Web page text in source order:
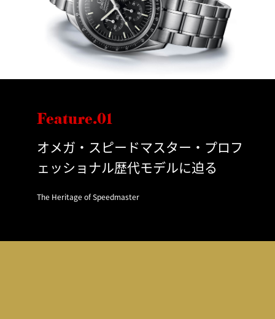
Feature.01
オメガ・スピードマスター・プロフ
ェッショナル歴代モデルに迫る
The Heritage of Speedmaster